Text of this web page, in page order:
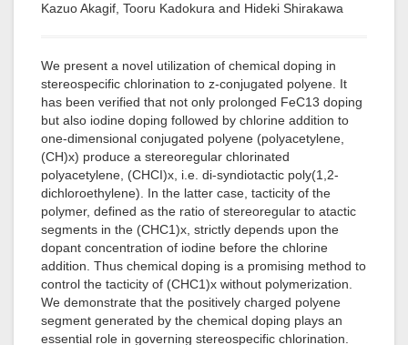
Kazuo Akagif, Tooru Kadokura and Hideki Shirakawa
We present a novel utilization of chemical doping in
stereospecific chlorination to z-conjugated polyene. It
has been verified that not only prolonged FeC13 doping
but also iodine doping followed by chlorine addition to
one-dimensional conjugated polyene (polyacetylene,
(CH)x) produce a stereoregular chlorinated
polyacetylene, (CHCI)x, i.e. di-syndiotactic poly(1,2-
dichloroethylene). In the latter case, tacticity of the
polymer, defined as the ratio of stereoregular to atactic
segments in the (CHC1)x, strictly depends upon the
dopant concentration of iodine before the chlorine
addition. Thus chemical doping is a promising method to
control the tacticity of (CHC1)x without polymerization.
We demonstrate that the positively charged polyene
segment generated by the chemical doping plays an
essential role in governing stereospecific chlorination.